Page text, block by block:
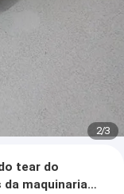
2/3
tear do
maquinaria